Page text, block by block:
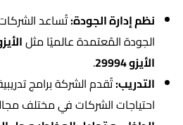
نظم إدارة الجودة:تُساعد
الجودة المُعتمدة عالميًا مثل
الأيزو 29994
.
التدريب:تُقدم الشركة برامج
احتياجات الشركات في مختلف